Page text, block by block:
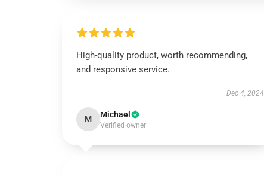
High-quality product, worth recommending,
and responsive service.
Dec 4, 2024
M Michael
Verified owner